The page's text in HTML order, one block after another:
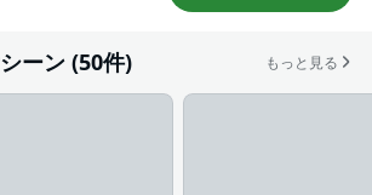
#とてもバイオレンス
#バトル
#心の闇
ーン (50件) もっと見る